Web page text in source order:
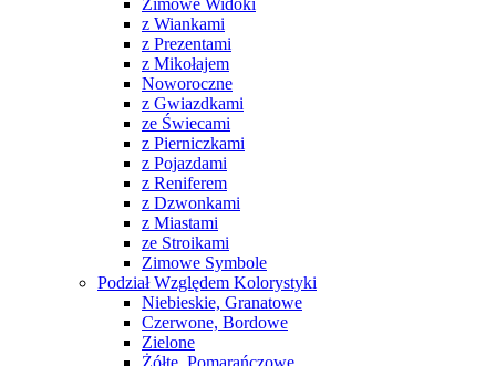
Zimowe Widoki
z Wiankami
z Prezentami
z Mikołajem
Noworoczne
z Gwiazdkami
ze Świecami
z Pierniczkami
z Pojazdami
z Reniferem
z Dzwonkami
z Miastami
ze Stroikami
Zimowe Symbole
Podział Względem Kolorystyki
Niebieskie, Granatowe
Czerwone, Bordowe
Zielone